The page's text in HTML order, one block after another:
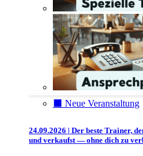
⬛️ Neue Veranstaltung
24.09.2026 | Der beste Trainer,
und verkaufst — ohne dich zu